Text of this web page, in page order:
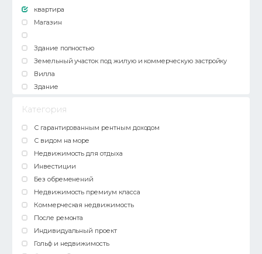
квартира
Магазин
Здание полностью
Земельный участок под жилую и коммерческую застройку
Вилла
Здание
Категория
С гарантированным рентным доходом
С видом на море
Недвижимость для отдыха
Инвестиции
Без обременений
Недвижимость премиум класса
Коммерческая недвижимость
После ремонта
Индивидуальный проект
Гольф и недвижимость